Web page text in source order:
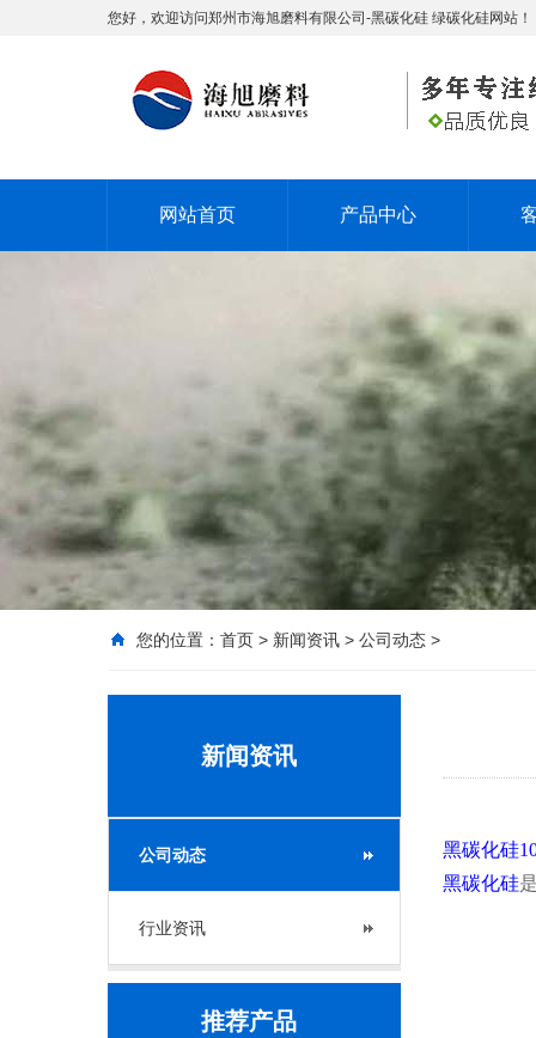
您好，欢迎访问郑州市海旭磨料有限公司-黑碳化硅 绿碳化硅网站！
网站首页 产品中心
您的位置： 首页 > 新闻资讯 > 公司动态 >
新闻资讯
公司动态
行业资讯
推荐产品
黑碳化硅
黑碳化硅